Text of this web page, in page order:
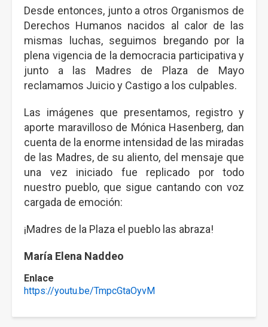
Desde entonces, junto a otros Organismos de
Derechos Humanos nacidos al calor de las
mismas luchas, seguimos bregando por la
plena vigencia de la democracia participativa y
junto a las Madres de Plaza de Mayo
reclamamos Juicio y Castigo a los culpables.
Las imágenes que presentamos, registro y
aporte maravilloso de Mónica Hasenberg, dan
cuenta de la enorme intensidad de las miradas
de las Madres, de su aliento, del mensaje que
una vez iniciado fue replicado por todo
nuestro pueblo, que sigue cantando con voz
cargada de emoción:
¡Madres de la Plaza el pueblo las abraza!
María Elena Naddeo
Enlace
https://youtu.be/TmpcGtaOyvM